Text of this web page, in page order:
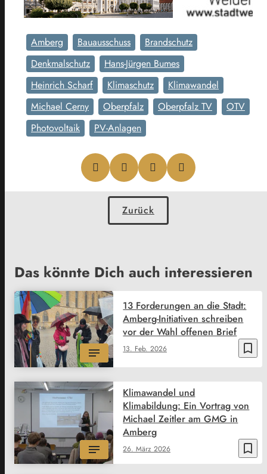
Amberg Bauausschuss
Brandschutz
Denkmalschutz
Hans-Jürgen Bumes
Heinrich Scharf
Klimaschutz
Klimawandel
Michael Cerny
Oberpfalz Oberpfalz TV
OTV
Photovoltaik
PV-Anlagen
Zurück
Das könnte Dich auch interessieren
bookmark_border
13. Feb. 2026
13 Forderungen an die Stadt:
Amberg-Initiativen schreiben
vor der Wahl offenen Brief
bookmark_border
26. März 2026
Klimawandel und
Klimabildung: Ein Vortrag von
Michael Zeitler am GMG in
Amberg